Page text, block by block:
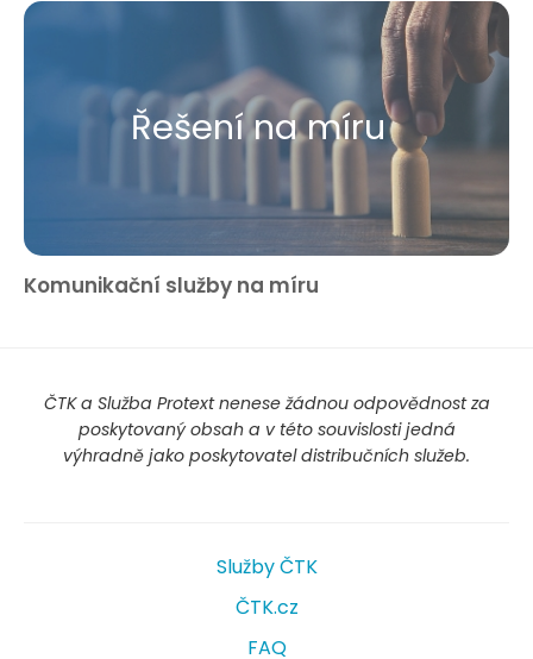
Řešení na míru
Komunikační služby na míru
ČTK a Služba Protext nenese žádnou odpovědnost za
poskytovaný obsah a v této souvislosti jedná
výhradně jako poskytovatel distribučních služeb.
Služby ČTK
ČTK.cz
FAQ